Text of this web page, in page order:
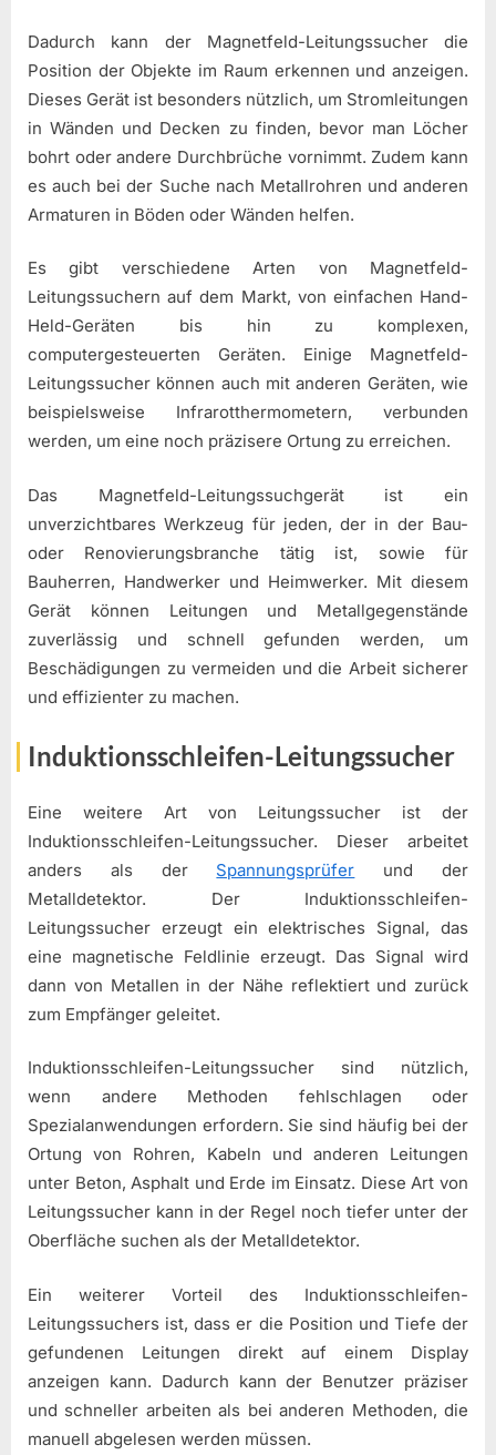
Dadurch kann der Magnetfeld-Leitungssucher die
Position der Objekte im Raum erkennen und anzeigen.
Dieses Gerät ist besonders nützlich, um Stromleitungen
in Wänden und Decken zu finden, bevor man Löcher
bohrt oder andere Durchbrüche vornimmt. Zudem kann
es auch bei der Suche nach Metallrohren und anderen
Armaturen in Böden oder Wänden helfen.
Es gibt verschiedene Arten von Magnetfeld-
Leitungssuchern auf dem Markt, von einfachen Hand-
Held-Geräten bis hin zu komplexen,
computergesteuerten Geräten. Einige Magnetfeld-
Leitungssucher können auch mit anderen Geräten, wie
beispielsweise Infrarotthermometern, verbunden
werden, um eine noch präzisere Ortung zu erreichen.
Das Magnetfeld-Leitungssuchgerät ist ein
unverzichtbares Werkzeug für jeden, der in der Bau-
oder Renovierungsbranche tätig ist, sowie für
Bauherren, Handwerker und Heimwerker. Mit diesem
Gerät können Leitungen und Metallgegenstände
zuverlässig und schnell gefunden werden, um
Beschädigungen zu vermeiden und die Arbeit sicherer
und effizienter zu machen.
Induktionsschleifen-Leitungssucher
Eine weitere Art von Leitungssucher ist der
Induktionsschleifen-Leitungssucher. Dieser arbeitet
anders als der Spannungsprüfer und der
Metalldetektor. Der Induktionsschleifen-
Leitungssucher erzeugt ein elektrisches Signal, das
eine magnetische Feldlinie erzeugt. Das Signal wird
dann von Metallen in der Nähe reflektiert und zurück
zum Empfänger geleitet.
Induktionsschleifen-Leitungssucher sind nützlich,
wenn andere Methoden fehlschlagen oder
Spezialanwendungen erfordern. Sie sind häufig bei der
Ortung von Rohren, Kabeln und anderen Leitungen
unter Beton, Asphalt und Erde im Einsatz. Diese Art von
Leitungssucher kann in der Regel noch tiefer unter der
Oberfläche suchen als der Metalldetektor.
Ein weiterer Vorteil des Induktionsschleifen-
Leitungssuchers ist, dass er die Position und Tiefe der
gefundenen Leitungen direkt auf einem Display
anzeigen kann. Dadurch kann der Benutzer präziser
und schneller arbeiten als bei anderen Methoden, die
manuell abgelesen werden müssen.